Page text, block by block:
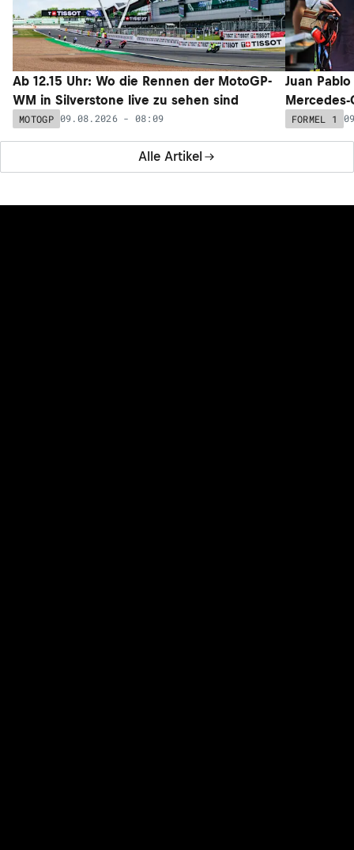
Alle Artikel
Ab 12.15 Uhr: Wo die Rennen der MotoGP-
WM in Silverstone live zu sehen sind
MOTOGP 09.08.2026 - 08:09
Juan
FORMEL 1